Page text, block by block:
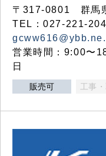
〒317‐0801 群馬
TEL：027-221-
営業時間：9:00〜
日
販売可 工事